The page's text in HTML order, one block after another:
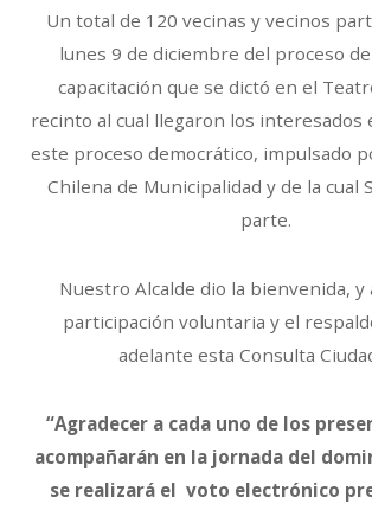
Un total de 120 vecinas y vecinos
lunes 9 de diciembre del proceso
capacitación que se dictó en el
recinto al cual llegaron los interesados
este proceso democrático, impulsado
Chilena de Municipalidad y de la cual
parte.
Nuestro Alcalde dio la bienvenida, y
participación voluntaria y el
adelante esta Consulta
“Agradecer a cada uno de los
acompañarán en la jornada del
se realizará el voto electrónico